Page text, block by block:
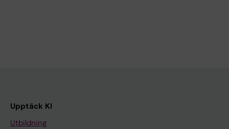
Upptäck KI
Utbildning